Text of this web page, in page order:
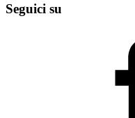
Seguici su